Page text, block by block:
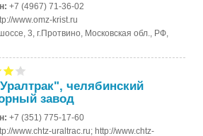
+7 (4967) 71-36-02
www.omz-krist.ru
3, г.Протвино, Московская обл., РФ,
челябинский
завод
+7 (351) 775-17-60
www.chtz-uraltrac.ru; http://www.chtz-